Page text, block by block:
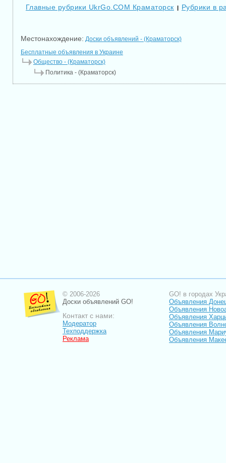
Главные рубрики UkrGo.COM Краматорск | Рубрики в
Местонахождение: Доски объявлений - (Краматорск)
Бесплатные объявления в Украине
Общество - (Краматорск)
Политика - (Краматорск)
© 2006-2026
Доски объявлений GO!
Контакт с нами:
Модератор
Техподдержка
Реклама
GO! в городах
Объявления
Объявления
Объявления
Объявления
Объявления
Объявления